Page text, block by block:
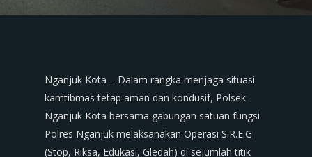
Nganjuk Kota – Dalam rangka menjaga situasi
kamtibmas tetap aman dan kondusif, Polsek
Nganjuk Kota bersama gabungan satuan fungsi
Polres Nganjuk melaksanakan Operasi S.R.E.G
(Stop, Riksa, Edukasi, Gledah) di sejumlah titik